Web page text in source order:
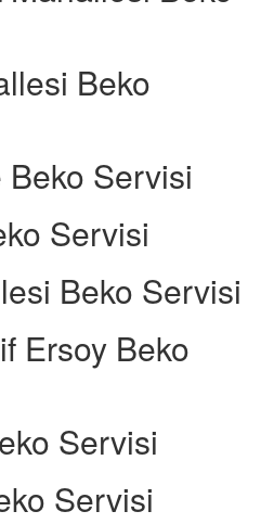
Beko
Servisi
Servisi
Beko Servisi
Ersoy Beko
Servisi
Servisi